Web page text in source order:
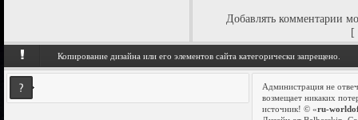
Добавлять комментарии
[
Копирование дизайна или его элементов сайта категорически запрещено.
Администрация не
возмещает никаких
источник! © «ru-